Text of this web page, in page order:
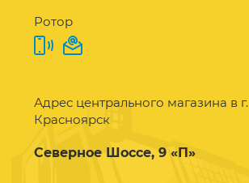
Ротор
Адрес центрального магазина в г.
Красноярск
Северное Шоссе, 9 «П»